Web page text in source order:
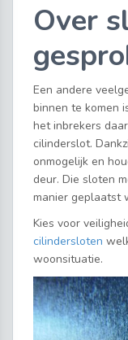
Over
Een andere
binnen te komen
het inbrekers
cilinderslot.
onmogelijk en
deur. Die sloten
manier geplaatst
Kies voor
cilindersloten
woonsituatie.